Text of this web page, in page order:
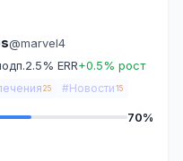
@marvel4
2.5% ERR+0.5% рост
25 #Новости 15
70%